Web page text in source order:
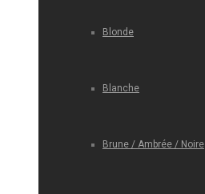
Blonde
Blanche
Brune / Ambrée / Noire